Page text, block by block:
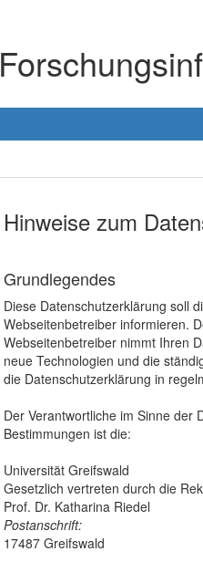
Hinweise zum
Grundlegendes
Diese Datenschutzerklärung soll
Webseitenbetreiber informieren.
Webseitenbetreiber nimmt Ihren
neue Technologien und die
die Datenschutzerklärung in
Der Verantwortliche im Sinne der
Bestimmungen ist die:
Universität Greifswald
Gesetzlich vertreten durch die
Prof. Dr. Katharina Riedel
Postanschrift:
17487 Greifswald